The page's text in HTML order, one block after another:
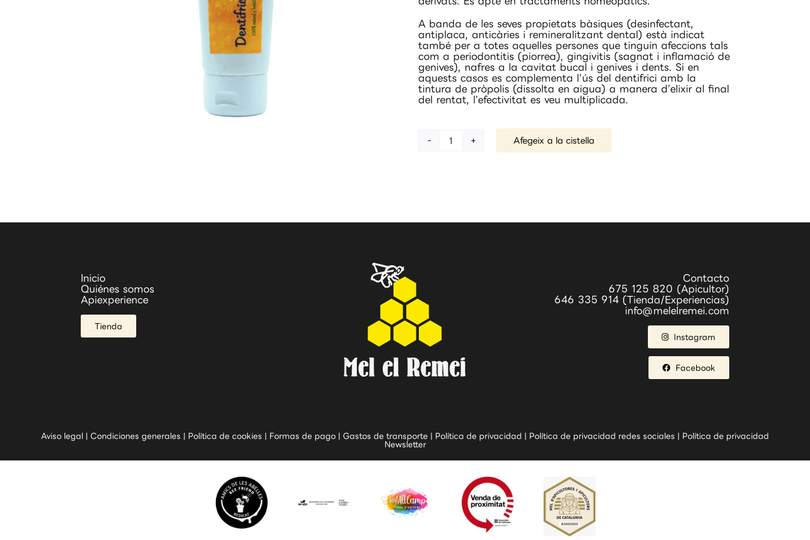
A banda de les seves propietats bàsiques (desinfectant,
antiplaca, anticàries i remineralitzant dental) està indicat
també per a totes aquelles persones que tinguin afeccions tals
com a periodontitis (piorrea), gingivitis (sagnat i inflamació de
genives), nafres a la cavitat bucal i genives i dents. Si en
aquests casos es complementa l’ús del dentifrici amb la
tintura de pròpolis (dissolta en aigua) a manera d’elixir al final
del rentat, l’efectivitat es veu multiplicada.
quantitat
Afegeix a la cistella
Inicio
Quiénes somos
Apiexperience
Tienda
Contacto
675 125 820 (Apicultor)
646 335 914 (Tienda/Experiencias)
info@melelremei.com
Instagram
Facebook
Aviso legal Condiciones generales Política de cookies Formas de pago Gastos de transporte Política de privacidad Política de privacidad redes sociales
Política de privacidad
Newsletter